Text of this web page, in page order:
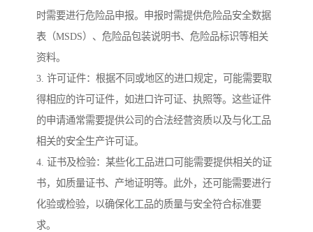
时需要进行危险品申报。申报时需提供危险品安全数据
表（MSDS）、危险品包装说明书、危险品标识等相关
资料。
3. 许可证件：根据不同或地区的进口规定，可能需要取
得相应的许可证件，如进口许可证、执照等。这些证件
的申请通常需要提供公司的合法经营资质以及与化工品
相关的安全生产许可证。
4. 证书及检验：某些化工品进口可能需要提供相关的证
书，如质量证书、产地证明等。此外，还可能需要进行
化验或检验，以确保化工品的质量与安全符合标准要
求。